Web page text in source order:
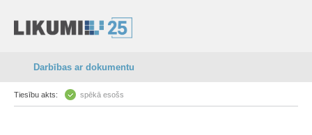
Darbības ar dokumentu
Tiesību akts: spēkā esošs